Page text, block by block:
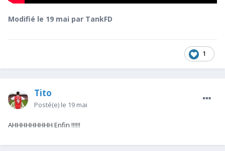
Modifié le 19 mai par TankFD
1
Tito
Posté(e) le 19 mai
AHHHHHHHHH Enfin !!!!!!